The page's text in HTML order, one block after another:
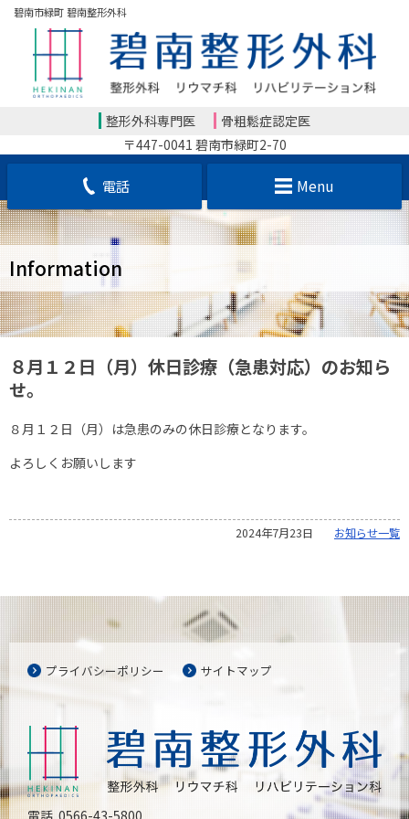
碧南市緑町 碧南整形外科
整形外科専門医
骨粗鬆症認定医
〒447-0041 碧南市緑町2-70
Information
８月１２日（月）休日診療（急患対応）のお知ら
せ。
８月１２日（月）は急患のみの休日診療となります。
よろしくお願いします
2024年7月23日 お知らせ一覧
Menu
電話
プライバシーポリシー サイトマップ